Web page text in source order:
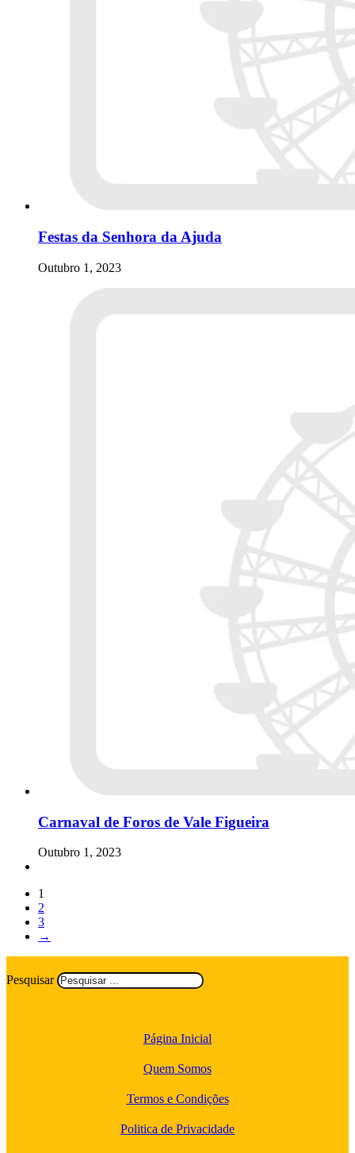
Festas da Senhora da Ajuda
Outubro 1, 2023
Carnaval de Foros de Vale Figueira
Outubro 1, 2023
1
2
3
→
Pesquisar
Página Inicial
Quem Somos
Termos e Condições
Politica de Privacidade